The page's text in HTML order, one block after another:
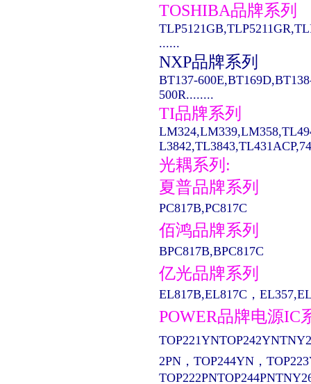
TOSHIBA品牌系列
......
NXP品牌系列
BT137-
500R........
TI品牌系列
光耦系列:
夏普品牌系列
PC817B,PC817C
佰鸿品牌系列
BPC817B,BPC817C
亿光品牌系列
EL817B,EL817C，
POWER品牌电源IC
2PN，TOP244YN，